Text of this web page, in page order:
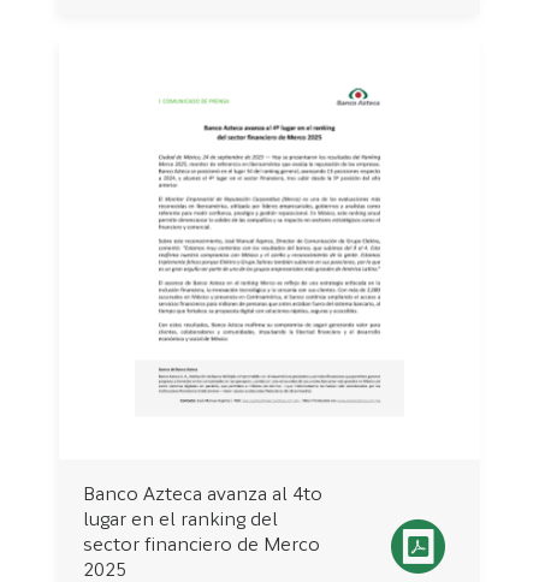
Banco Azteca avanza al 4to
lugar en el ranking del
sector financiero de Merco
2025